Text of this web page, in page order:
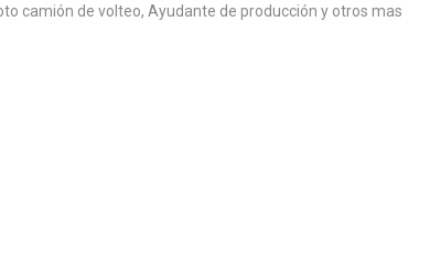
camión de volteo, Ayudante de producción y otros mas